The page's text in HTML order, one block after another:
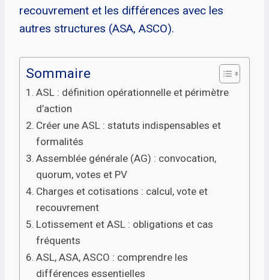
recouvrement et les différences avec les
autres structures (ASA, ASCO).
Sommaire
ASL : définition opérationnelle et périmètre
d’action
Créer une ASL : statuts indispensables et
formalités
Assemblée générale (AG) : convocation,
quorum, votes et PV
Charges et cotisations : calcul, vote et
recouvrement
Lotissement et ASL : obligations et cas
fréquents
ASL, ASA, ASCO : comprendre les
différences essentielles